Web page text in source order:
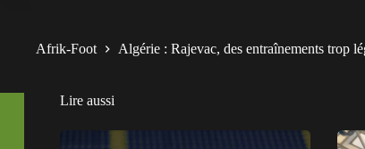
Afrik-Foot Algérie : Rajevac, des entraînements trop
Lire aussi